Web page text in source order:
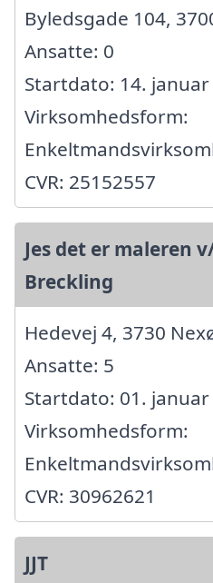
Byledsgade 104,
Ansatte: 0
Startdato: 14. januar
Virksomhedsform:
CVR: 25152557
Jes det er maleren
Breckling
Hedevej 4, 3730
Ansatte: 5
Startdato: 01. januar
Virksomhedsform:
CVR: 30962621
JJT